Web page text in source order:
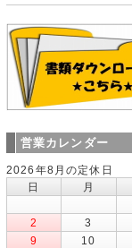
営業カレンダー
2026年8月の定休日
日
月
2
3
9
10